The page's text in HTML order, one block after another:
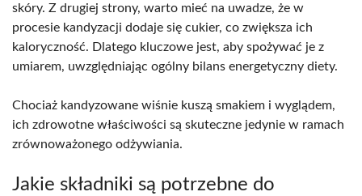
skóry. Z drugiej strony, warto mieć na uwadze, że w
procesie kandyzacji dodaje się cukier, co zwiększa ich
kaloryczność. Dlatego kluczowe jest, aby spożywać je z
umiarem, uwzględniając ogólny bilans energetyczny diety.
Chociaż kandyzowane wiśnie kuszą smakiem i wyglądem,
ich zdrowotne właściwości są skuteczne jedynie w ramach
zrównoważonego odżywiania.
Jakie składniki są potrzebne do